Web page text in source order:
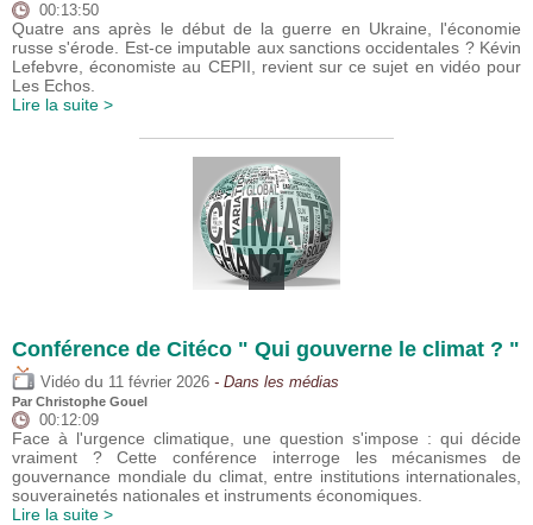
00:13:50
Quatre ans après le début de la guerre en Ukraine, l'économie
russe s'érode. Est-ce imputable aux sanctions occidentales ? Kévin
Lefebvre, économiste au CEPII, revient sur ce sujet en vidéo pour
Les Echos.
Lire la suite >
Conférence de Citéco " Qui gouverne le climat ? "
Vidéo du 11 février 2026 - Dans les médias
Par Christophe Gouel
00:12:09
Face à l'urgence climatique, une question s'impose : qui décide
vraiment ? Cette conférence interroge les mécanismes de
gouvernance mondiale du climat, entre institutions internationales,
souverainetés nationales et instruments économiques.
Lire la suite >